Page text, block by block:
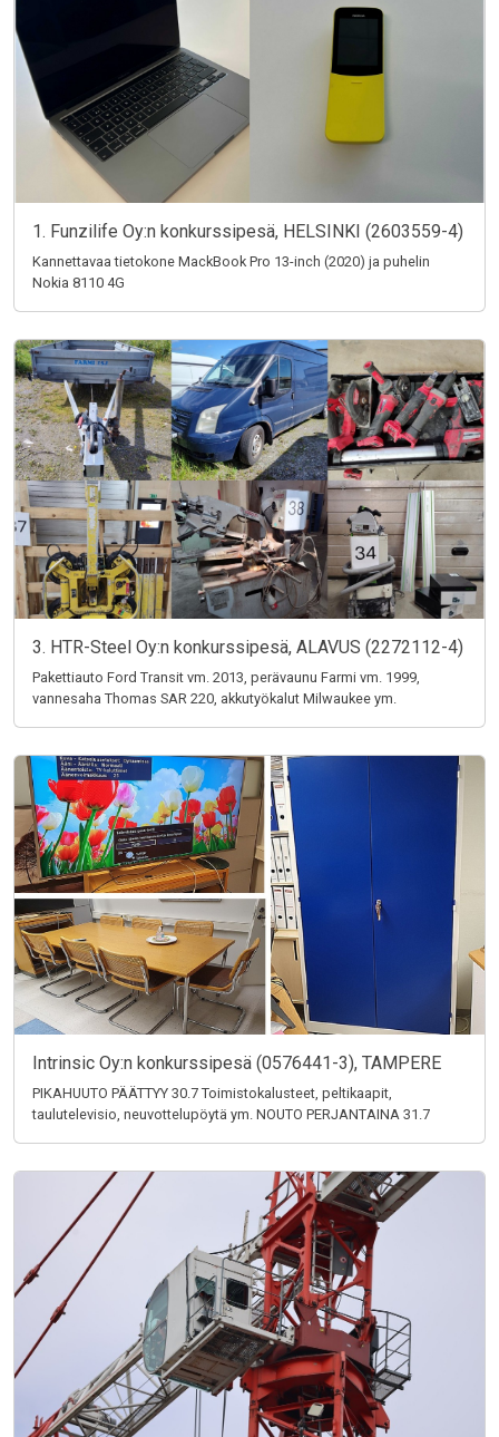
1. Funzilife Oy:n konkurssipesä, HELSINKI (2603559-4)
Kannettavaa tietokone MackBook Pro 13-inch (2020) ja puhelin
Nokia 8110 4G
3. HTR-Steel Oy:n konkurssipesä, ALAVUS (2272112-4)
Pakettiauto Ford Transit vm. 2013, perävaunu Farmi vm. 1999,
vannesaha Thomas SAR 220, akkutyökalut Milwaukee ym.
Intrinsic Oy:n konkurssipesä (0576441-3), TAMPERE
PIKAHUUTO PÄÄTTYY 30.7 Toimistokalusteet, peltikaapit,
taulutelevisio, neuvottelupöytä ym. NOUTO PERJANTAINA 31.7